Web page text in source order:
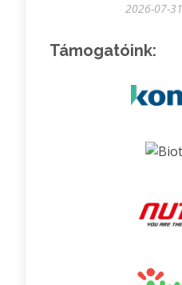
2026-07-31
Támogatóink: